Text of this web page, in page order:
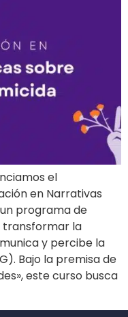
el
en Narrativas
programa de
transformar la
y percibe la
Bajo la premisa de
este curso busca